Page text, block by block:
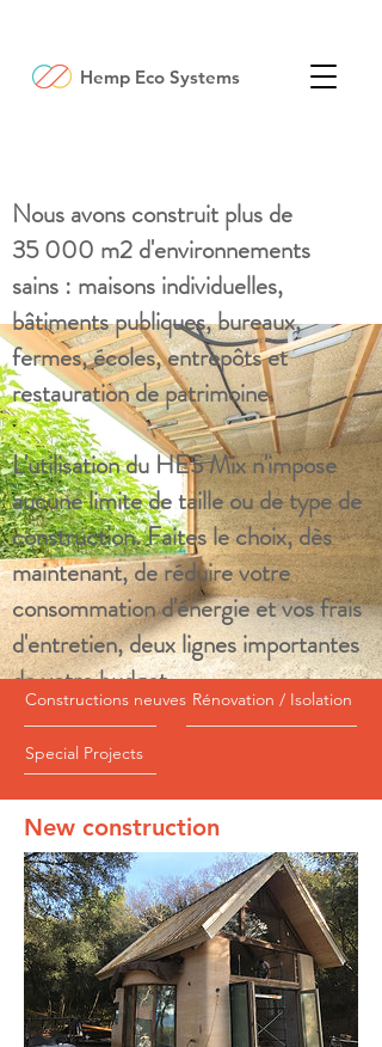
Hemp Eco Systems
Nous avons construit plus de
35 000 m2 d'environnements
sains : maisons individuelles,
bâtiments publiques, bureaux,
fermes, écoles, entrepôts et
restauration de patrimoine.
L'utilisation du HES Mix n'impose
aucune limite de taille ou de type de
construction. Faites le choix, dès
maintenant, de réduire votre
consommation d'énergie et vos frais
d'entretien, deux lignes importantes
de votre budget.
Constructions neuves Rénovation / Isolation
Special Projects
New construction